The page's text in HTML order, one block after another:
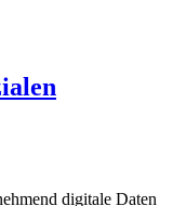
digitale Daten